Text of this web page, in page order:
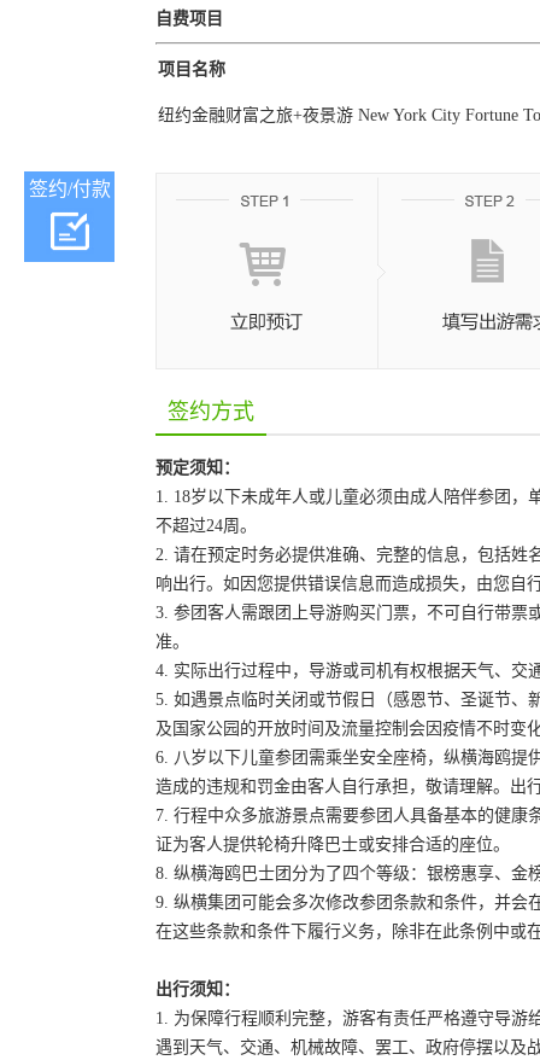
自费项目
项目名称
纽约金融财富之旅+夜景游 New York City Fortune
签约/付款
签约方式
预定须知：
1. 18岁以下未成年人或儿童必须由成人陪伴参团
不超过24周。
2. 请在预定时务必提供准确、完整的信息，包括
响出行。如因您提供错误信息而造成损失，由您自
3. 参团客人需跟团上导游购买门票，不可自行带票
准。
4. 实际出行过程中，导游或司机有权根据天气、
5. 如遇景点临时关闭或节假日（感恩节、圣诞节
及国家公园的开放时间及流量控制会因疫情不时变
6. 八岁以下儿童参团需乘坐安全座椅，纵横海鸥提
造成的违规和罚金由客人自行承担，敬请理解。出
7. 行程中众多旅游景点需要参团人具备基本的健
证为客人提供轮椅升降巴士或安排合适的座位。
8. 纵横海鸥巴士团分为了四个等级：银榜惠享、金
9. 纵横集团可能会多次修改参团条款和条件，并
在这些条款和条件下履行义务，除非在此条例中或
出行须知：
1. 为保障行程顺利完整，游客有责任严格遵守导
遇到天气、交通、机械故障、罢工、政府停摆以及